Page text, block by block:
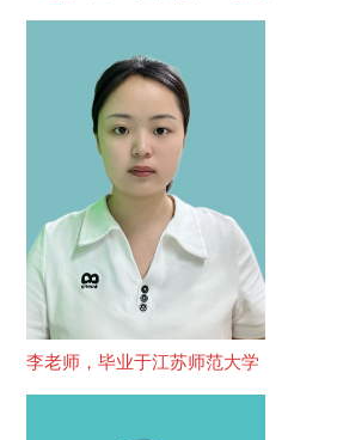
李老师，毕业于江苏师范大学